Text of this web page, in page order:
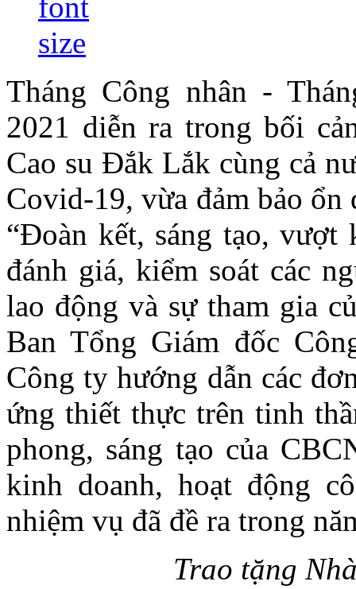
Tháng Công nhân -
2021 diễn ra trong bối
Cao su Đắk Lắk cùng cả
Covid-19, vừa đảm bảo
“Đoàn kết, sáng tạo, vượt
đánh giá, kiểm soát các
lao động và sự tham gia
Ban Tổng Giám đốc
Công ty hướng dẫn các
ứng thiết thực trên tinh
phong, sáng tạo của
kinh doanh, hoạt động
nhiệm vụ đã đề ra trong
Trao tặng